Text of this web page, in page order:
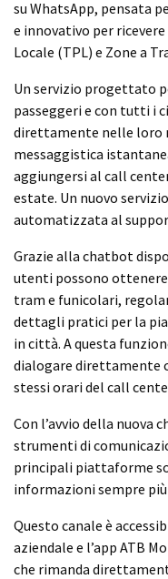
su WhatsApp, pensata
e innovativo per
Locale (TPL) e Zone a
Un servizio progettato
passeggeri e con tutti i
direttamente nelle loro
messaggistica
aggiungersi al call
estate. Un nuovo
automatizzata al
Grazie alla chatbot
utenti possono ottenere
tram e funicolari,
dettagli pratici per la
in città. A questa
dialogare direttamente
stessi orari del call
Con l’avvio della nuova
strumenti di
principali piattaforme
informazioni sempre
Questo canale è
aziendale e l’app ATB
che rimanda